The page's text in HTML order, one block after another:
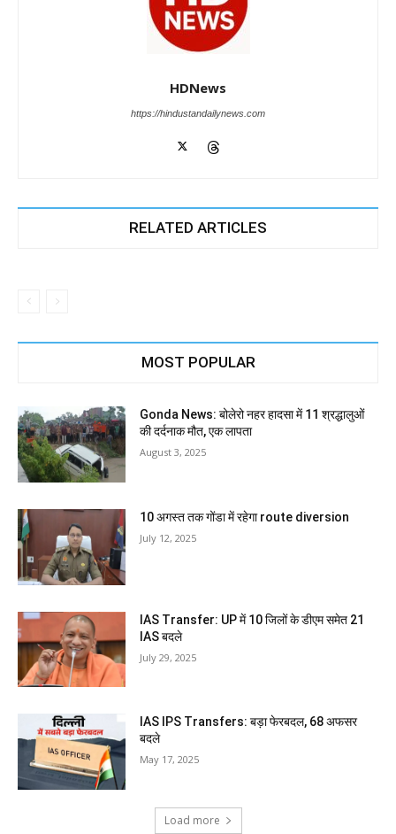
HDNews
https://hindustandailynews.com
RELATED ARTICLES
MOST POPULAR
Gonda News: बोलेरो नहर हादसा में 11 श्रद्धालुओं
की दर्दनाक मौत, एक लापता
August 3, 2025
10 अगस्त तक गोंडा में रहेगा route diversion
July 12, 2025
IAS Transfer: UP में 10 जिलों के डीएम समेत 21
IAS बदले
July 29, 2025
IAS IPS Transfers: बड़ा फेरबदल, 68 अफसर
बदले
May 17, 2025
Load more